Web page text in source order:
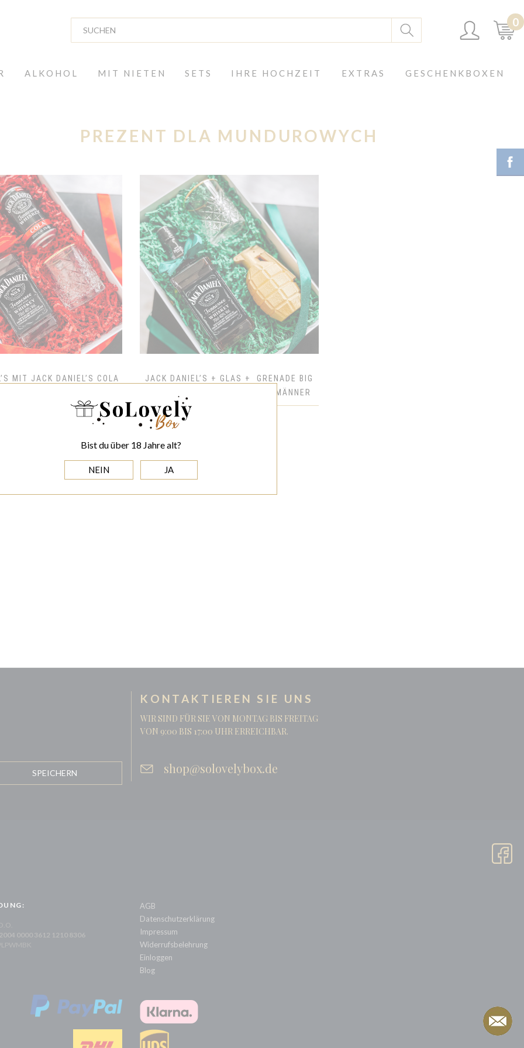
Bist du über 18 Jahre alt?
NEIN JA
0
ALKOHOL MIT NIETEN SETS IHRE HOCHZEIT EXTRAS GESCHENKBOXEN
PREZENT DLA MUNDUROWYCH
MIT JACK DANIEL’S COLA
FÜR MÄNNER
JACK DANIEL’S + GLAS + GRENADE BIG
IN GOLD - GESCHENKBOX FÜR MÄNNER
KONTAKTIEREN SIE UNS
WIR SIND FÜR SIE VON MONTAG BIS FREITAG
VON 9:00 BIS 17:00 UHR ERREICHBAR.
shop@solovelybox.de
0000 3612 1210 8306
AGB
Datenschutzerklärung
Impressum
Widerrufsbelehrung
Einloggen
Blog